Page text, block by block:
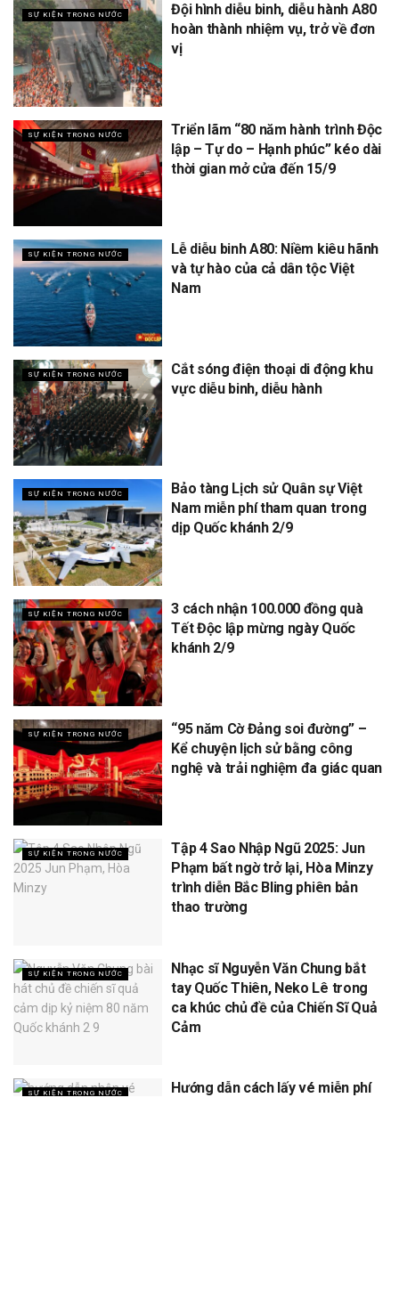
SỰ KIỆN TRONG NƯỚC
Đội hình diễu binh, diễu hành A80
hoàn thành nhiệm vụ, trở về đơn
vị
SỰ KIỆN TRONG NƯỚC
Triển lãm “80 năm hành trình Độc
lập – Tự do – Hạnh phúc” kéo dài
thời gian mở cửa đến 15/9
SỰ KIỆN TRONG NƯỚC
Lễ diễu binh A80: Niềm kiêu hãnh
và tự hào của cả dân tộc Việt
Nam
SỰ KIỆN TRONG NƯỚC
Cắt sóng điện thoại di động khu
vực diễu binh, diễu hành
SỰ KIỆN TRONG NƯỚC
Bảo tàng Lịch sử Quân sự Việt
Nam miễn phí tham quan trong
dịp Quốc khánh 2/9
SỰ KIỆN TRONG NƯỚC
3 cách nhận 100.000 đồng quà
Tết Độc lập mừng ngày Quốc
khánh 2/9
SỰ KIỆN TRONG NƯỚC
“95 năm Cờ Đảng soi đường” –
Kể chuyện lịch sử bằng công
nghệ và trải nghiệm đa giác quan
SỰ KIỆN TRONG NƯỚC
Tập 4 Sao Nhập Ngũ 2025: Jun
Phạm bất ngờ trở lại, Hòa Minzy
trình diễn Bắc Bling phiên bản
thao trường
SỰ KIỆN TRONG NƯỚC
Nhạc sĩ Nguyễn Văn Chung bắt
tay Quốc Thiên, Neko Lê trong
ca khúc chủ đề của Chiến Sĩ Quả
Cảm
SỰ KIỆN TRONG NƯỚC
Hướng dẫn cách lấy vé miễn phí